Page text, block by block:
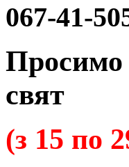
067-41-
Просимо
свят
(з 15 по